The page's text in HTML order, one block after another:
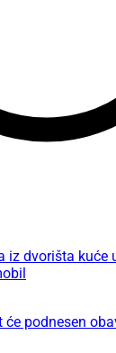
iz dvorišta kuće
podnesen